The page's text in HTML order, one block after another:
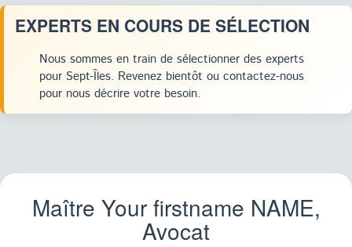
EXPERTS EN COURS DE SÉLECTION
Nous sommes en train de sélectionner des experts
pour Sept-Îles. Revenez bientôt ou contactez-nous
pour nous décrire votre besoin.
Maître Your firstname NAME,
Avocat